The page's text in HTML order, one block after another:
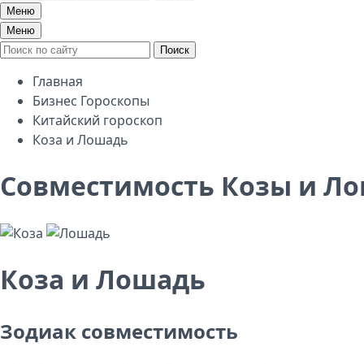
Меню
Меню
Поиск
Главная
Бизнес Гороскопы
Китайский гороскоп
Коза и Лошадь
Совместимость Козы и
Коза и Лошадь
Зодиак совместимость